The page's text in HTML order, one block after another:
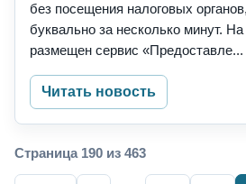
без посещения налоговых
буквально за несколько минут.
размещен сервис «Предоставле...
Читать новость
Страница 190 из 463